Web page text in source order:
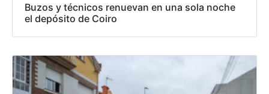
Buzos y técnicos renuevan en una sola noche
el depósito de Coiro